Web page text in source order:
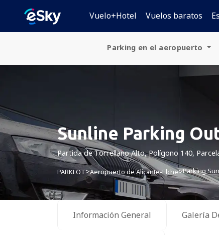
Vuelo+Hotel Vuelos baratos
Parking en el aeropuerto
República Checa
Eslovaquia
Croacia
Hungría
Sunline Parking
Partida de Torrellano Alto, Polígono 140,
PARKLOT>Aeropuerto de Alicante-Elche>Parking
Información General Galería